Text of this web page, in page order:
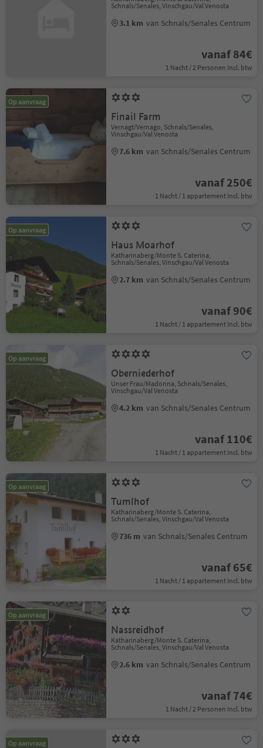
Schnals/Senales, Vinschgau/Val Venosta
3.1 km van Schnals/Senales Centrum
vanaf 84€
1 Nacht / 2 Personen Incl. btw
Op aanvraag
Finail Farm
Vernagt/Vernago, Schnals/Senales,
Vinschgau/Val Venosta
7.6 km van Schnals/Senales Centrum
vanaf 250€
1 Nacht / 1 appartement Incl. btw
Op aanvraag
Haus Moarhof
Katharinaberg/Monte S. Caterina,
Schnals/Senales, Vinschgau/Val Venosta
2.7 km van Schnals/Senales Centrum
vanaf 90€
1 Nacht / 1 appartement Incl. btw
Op aanvraag
Oberniederhof
Unser Frau/Madonna, Schnals/Senales,
Vinschgau/Val Venosta
4.2 km van Schnals/Senales Centrum
vanaf 110€
1 Nacht / 1 appartement Incl. btw
Op aanvraag
Tumlhof
Katharinaberg/Monte S. Caterina,
Schnals/Senales, Vinschgau/Val Venosta
736 m van Schnals/Senales Centrum
vanaf 65€
1 Nacht / 1 appartement Incl. btw
Op aanvraag
Nassreidhof
Katharinaberg/Monte S. Caterina,
Schnals/Senales, Vinschgau/Val Venosta
2.6 km van Schnals/Senales Centrum
vanaf 74€
1 Nacht / 2 Personen Incl. btw
Op aanvraag